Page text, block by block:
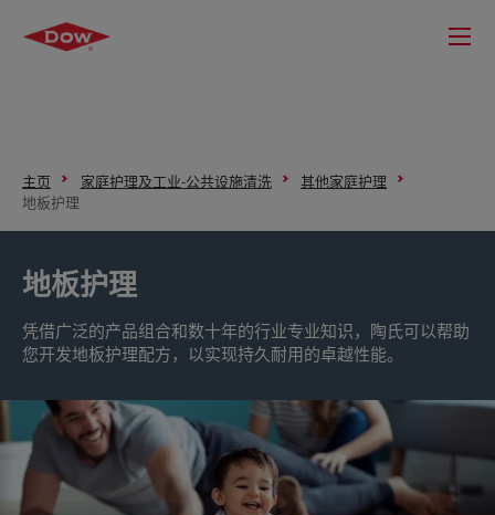
主页 家庭护理及工业-公共设施清洗
其他家庭护理
地板护理
地板护理
凭借广泛的产品组合和数十年的行业专业知识，陶氏可以帮助
您开发地板护理配方，以实现持久耐用的卓越性能。